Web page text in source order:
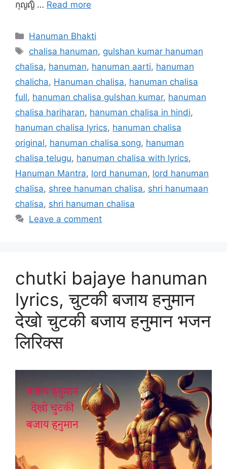
กุญญิ … Read more
Categories
Hanuman Bhakti
Tags
chalisa hanuman, gulshan kumar hanuman
chalisa, hanuman, hanuman aarti, hanuman
chalicha, Hanuman chalisa, hanuman chalisa
full, hanuman chalisa gulshan kumar, hanuman
chalisa hariharan, hanuman chalisa in hindi,
hanuman chalisa lyrics, hanuman chalisa
original, hanuman chalisa song, hanuman
chalisa telugu, hanuman chalisa with lyrics,
Hanuman Mantra, lord hanuman, lord hanuman
chalisa, shree hanuman chalisa, shri hanumaan
chalisa, shri hanuman chalisa
Leave a comment
chutki bajaye hanuman
lyrics, चुटकी बजाय हनुमान
देखो चुटकी बजाय हनुमान भजन
लिरिक्स